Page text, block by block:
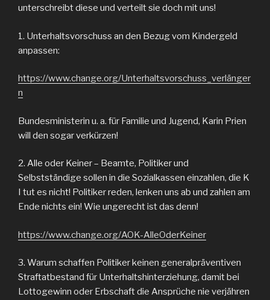
unterschreibt diese und verteilt sie doch mit uns!
1. Unterhaltsvorschuss an den Bezug vom Kindergeld
anpassen:
https://www.change.org/Unterhaltsvorschuss_verlänger
n
Bundesministerin u. a. für Familie und Jugend, Karin Prien
will den sogar verkürzen!
2. Alle oder Keiner – Beamte, Politiker und
Selbstständige sollen in die Sozialkassen einzahlen, die K
I tut es nicht! Politiker reden, lenken uns ab und zahlen am
Ende nichts ein! Wie ungerecht ist das denn!
https://www.change.org/AOK-AlleOderKeiner
3. Warum schaffen Politiker keinen generalpräventiven
Straftatbestand für Unterhaltshinterziehung, damit bei
Lottogewinn oder Erbschaft die Ansprüche nie verjähren